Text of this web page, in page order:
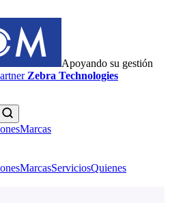
Apoyando su gestión
Zebra Technologies
Marcas
MarcasServiciosQuienes